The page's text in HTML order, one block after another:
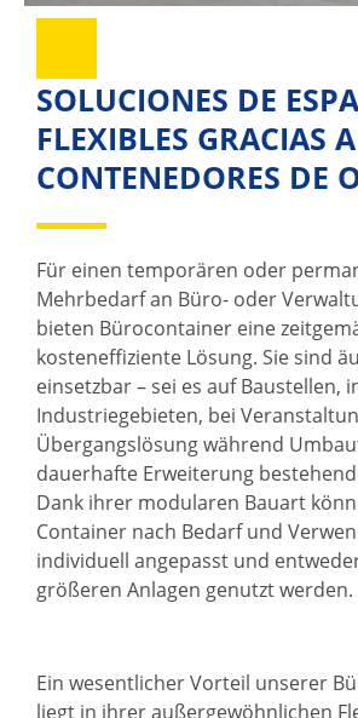
SOLUCIONES DE
FLEXIBLES GRACIAS
CONTENEDORES DE
Für einen temporären oder
Mehrbedarf an Büro- oder
bieten Bürocontainer eine
kosteneffiziente Lösung. Sie sind
einsetzbar – sei es auf Baustellen,
Industriegebieten, bei
Übergangslösung während
dauerhafte Erweiterung
Dank ihrer modularen Bauart
Container nach Bedarf und
individuell angepasst und
größeren Anlagen genutzt werden.
Ein wesentlicher Vorteil unserer
liegt in ihrer außergewöhnlichen